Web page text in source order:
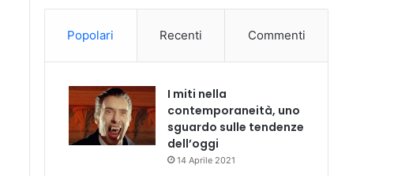
Popolari Recenti Commenti
I miti nella
contemporaneità, uno
sguardo sulle tendenze
dell’oggi
14 Aprile 2021